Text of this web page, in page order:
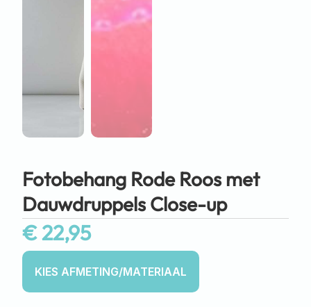
Fotobehang Rode Roos met
Dauwdruppels Close-up
€22,95